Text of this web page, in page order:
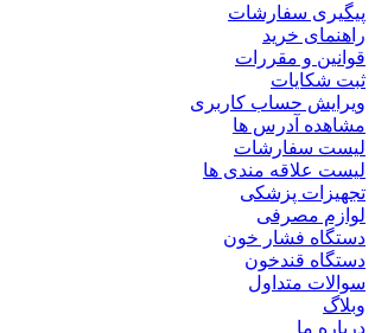
پیگیری سفارشات
راهنمای خرید
قوانین و مقررات
ثبت شکایات
ویرایش حساب کاربری
مشاهده آدرس ها
لیست سفارشات
لیست علاقه مندی ها
تجهیزات پزشکی
لوازم مصرفی
دستگاه فشار خون
دستگاه قندخون
سوالات متداول
وبلاگ
درباره ما